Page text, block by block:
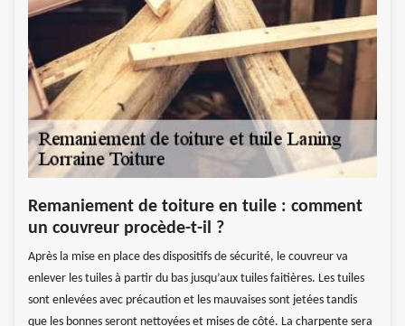
Remaniement de toiture en tuile : comment
un couvreur procède-t-il ?
Après la mise en place des dispositifs de sécurité, le couvreur va
enlever les tuiles à partir du bas jusqu’aux tuiles faitières. Les tuiles
sont enlevées avec précaution et les mauvaises sont jetées tandis
que les bonnes seront nettoyées et mises de côté. La charpente sera